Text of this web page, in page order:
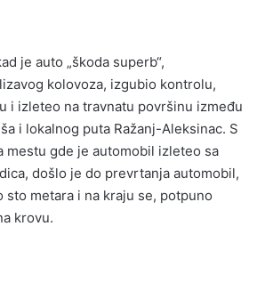
je auto „škoda superb“,
kolovoza, izgubio kontrolu,
i izleteo na travnatu površinu između
i lokalnog puta Ražanj-Aleksinac. S
mestu gde je automobil izleteo sa
došlo je do prevrtanja automobil,
sto metara i na kraju se, potpuno
krovu.